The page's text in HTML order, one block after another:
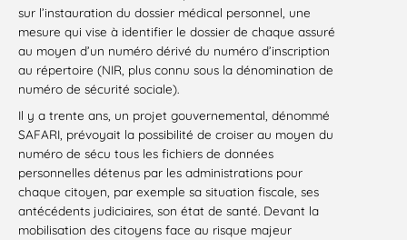
sur l’instauration du dossier médical personnel, une
mesure qui vise à identifier le dossier de chaque assuré
au moyen d’un numéro dérivé du numéro d’inscription
au répertoire (NIR, plus connu sous la dénomination de
numéro de sécurité sociale).
Il y a trente ans, un projet gouvernemental, dénommé
SAFARI, prévoyait la possibilité de croiser au moyen du
numéro de sécu tous les fichiers de données
personnelles détenus par les administrations pour
chaque citoyen, par exemple sa situation fiscale, ses
antécédents judiciaires, son état de santé. Devant la
mobilisation des citoyens face au risque majeur